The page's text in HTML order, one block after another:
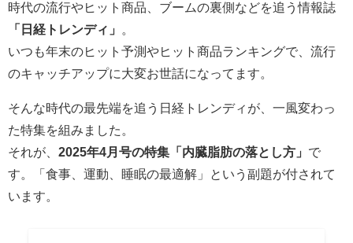
時代の流行やヒット商品、ブームの裏側などを追う情報誌
「日経トレンディ」
。
いつも年末のヒット予測やヒット商品ランキングで、流行
のキャッチアップに大変お世話になってます。
そんな時代の最先端を追う日経トレンディが、一風変わっ
た特集を組みました。
それが、 2025年4月号の特集「内臓脂肪の落とし方」 で
す。「食事、運動、睡眠の最適解」という副題が付されて
います。